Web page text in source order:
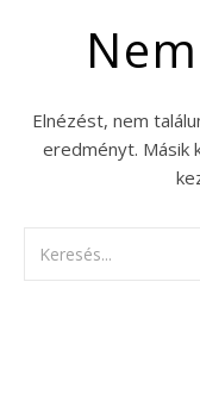
Elnézést, nem
eredményt. Másik